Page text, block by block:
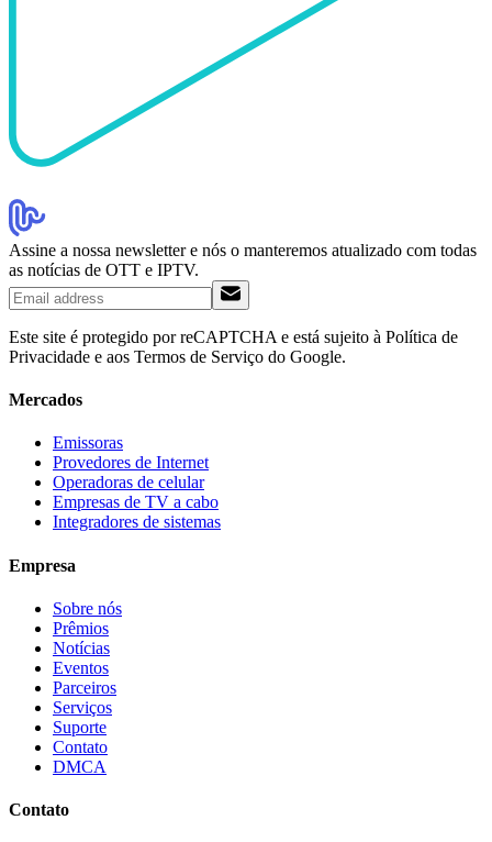
Assine a nossa newsletter e nós o manteremos atualizado com todas
as notícias de OTT e IPTV.
Este site é protegido por reCAPTCHA e está sujeito à Política de
Privacidade e aos Termos de Serviço do Google.
Mercados
Emissoras
Provedores de Internet
Operadoras de celular
Empresas de TV a cabo
Integradores de sistemas
Empresa
Sobre nós
Prêmios
Notícias
Eventos
Parceiros
Serviços
Suporte
Contato
DMCA
Contato